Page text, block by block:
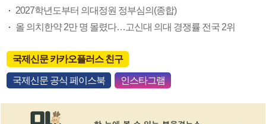
2027학년도부터 의대정원 정부심의(종합)
올 의치한약 2만 명 몰렸다…고신대 의대 경쟁률 전국 2위
국제신문 카카오플러스 친구
국제신문 공식 페이스북 인스타그램